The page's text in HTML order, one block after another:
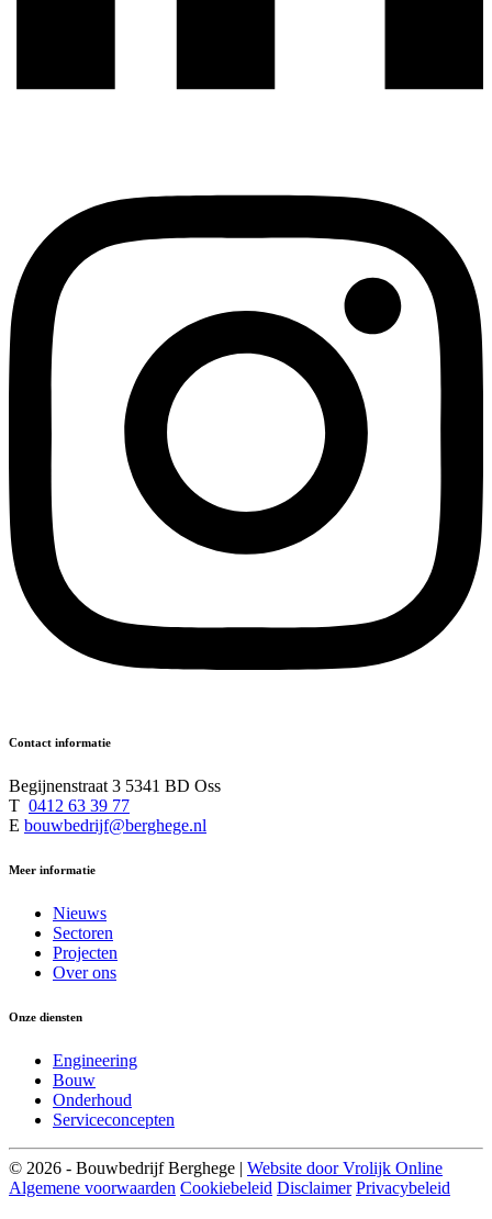
Contact informatie
Begijnenstraat 3 5341 BD Oss
T 0412 63 39 77
E bouwbedrijf@berghege.nl
Meer informatie
Nieuws
Sectoren
Projecten
Over ons
Onze diensten
Engineering
Bouw
Onderhoud
Serviceconcepten
© 2026 - Bouwbedrijf Berghege | Website door Vrolijk Online
Algemene voorwaarden Cookiebeleid Disclaimer Privacybeleid